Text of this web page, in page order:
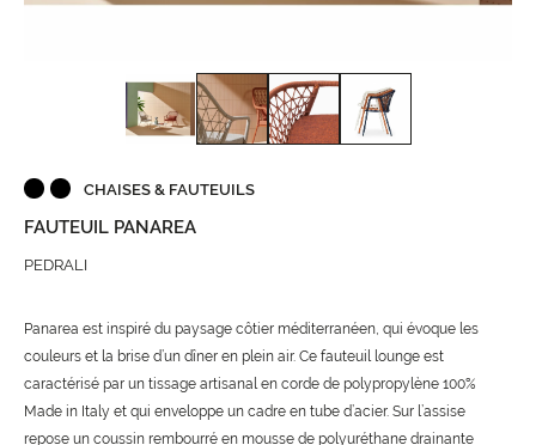
CHAISES & FAUTEUILS
FAUTEUIL PANAREA
PEDRALI
Panarea est inspiré du paysage côtier méditerranéen, qui évoque les
couleurs et la brise d’un dîner en plein air. Ce fauteuil lounge est
caractérisé par un tissage artisanal en corde de polypropylène 100%
Made in Italy et qui enveloppe un cadre en tube d’acier. Sur l’assise
repose un coussin rembourré en mousse de polyuréthane drainante